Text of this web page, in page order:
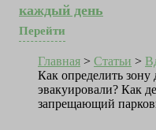
каждый день
Перейти
Главная > Статьи >
Как определить зону
эвакуировали? Как
запрещающий